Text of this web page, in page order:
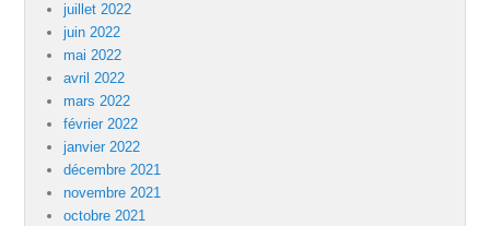
juillet 2022
juin 2022
mai 2022
avril 2022
mars 2022
février 2022
janvier 2022
décembre 2021
novembre 2021
octobre 2021